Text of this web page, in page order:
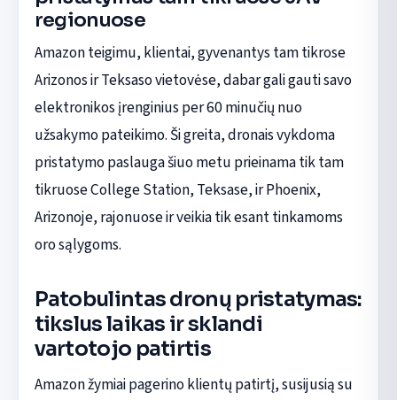
regionuose
Amazon teigimu, klientai, gyvenantys tam tikrose
Arizonos ir Teksaso vietovėse, dabar gali gauti savo
elektronikos įrenginius per 60 minučių nuo
užsakymo pateikimo. Ši greita, dronais vykdoma
pristatymo paslauga šiuo metu prieinama tik tam
tikruose College Station, Teksase, ir Phoenix,
Arizonoje, rajonuose ir veikia tik esant tinkamoms
oro sąlygoms.
Patobulintas dronų pristatymas:
tikslus laikas ir sklandi
vartotojo patirtis
Amazon žymiai pagerino klientų patirtį, susijusią su